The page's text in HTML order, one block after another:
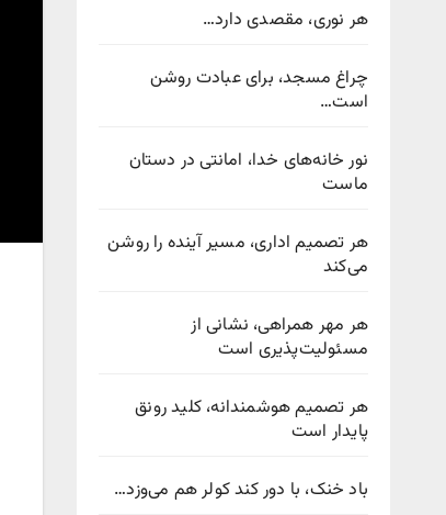
هر نوری، مقصدی دارد…
چراغ مسجد، برای عبادت روشن
است…
نور خانه‌های خدا، امانتی در دستان
ماست
هر تصمیم اداری، مسیر آینده را روشن
می‌کند
هر مهر همراهی، نشانی از
مسئولیت‌پذیری است
هر تصمیم هوشمندانه، کلید رونق
پایدار است
باد خنک، با دور کند کولر هم می‌وزد…